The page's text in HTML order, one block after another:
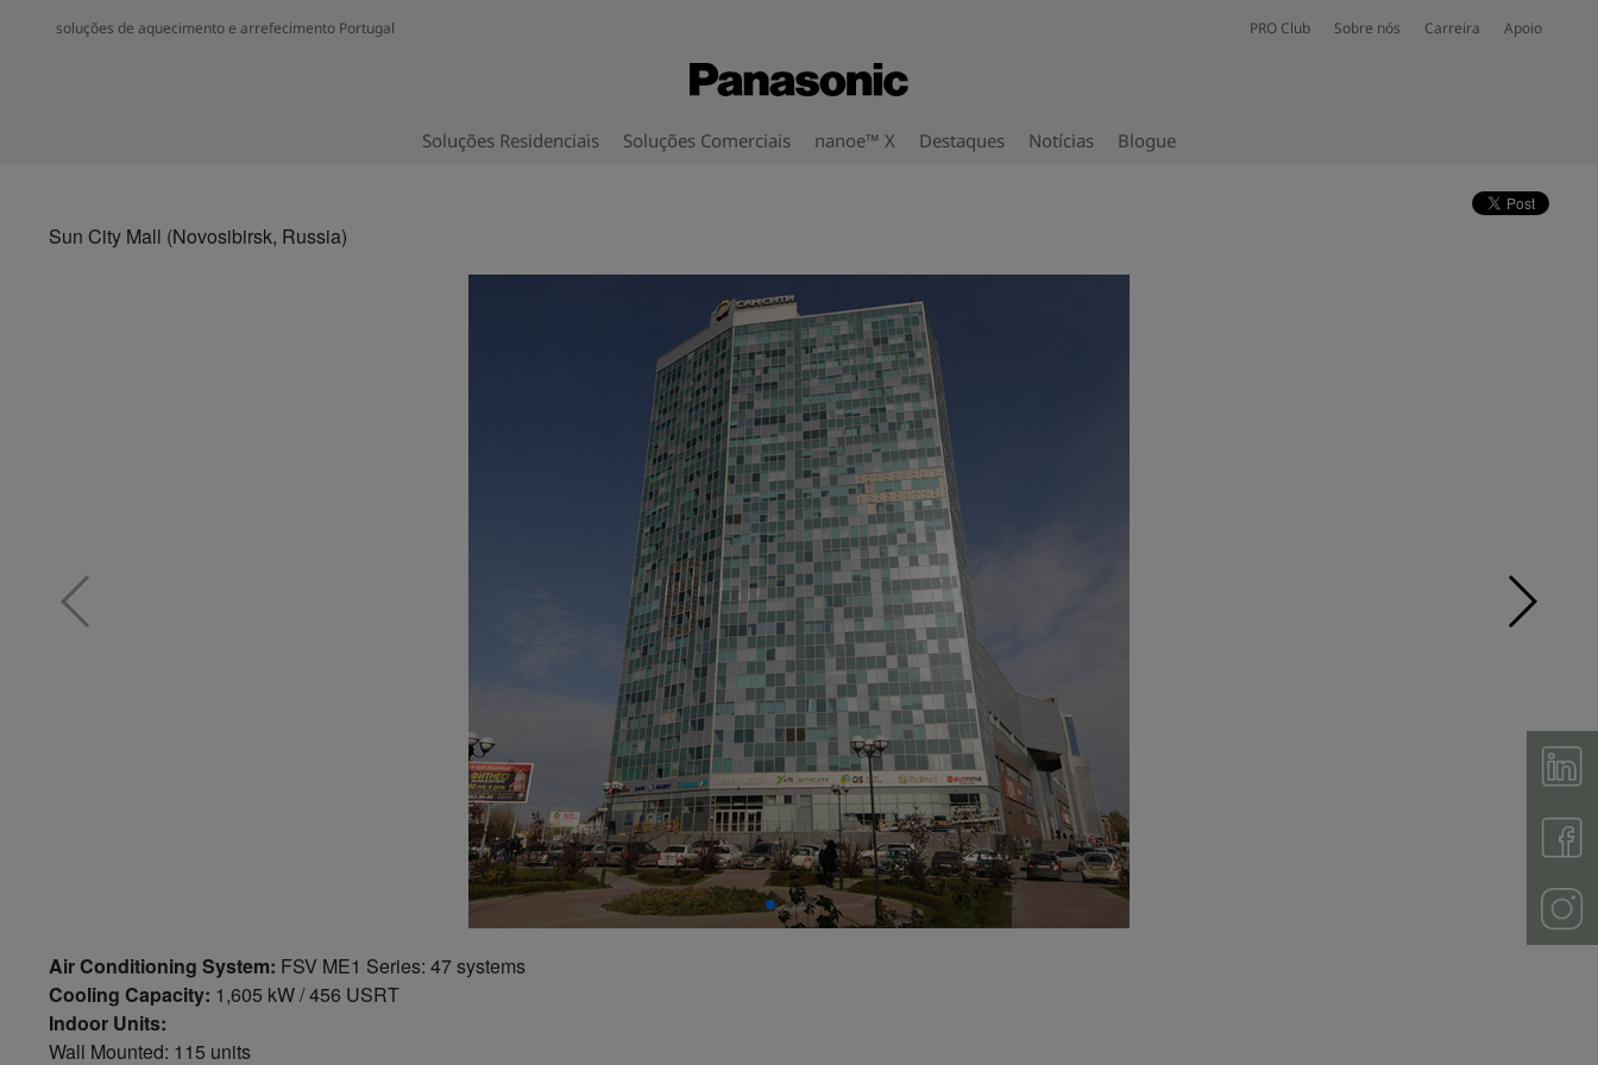
soluções de aquecimento e arrefecimento Portugal PRO Club Sobre nós Carreira Apoio
Soluções Residenciais Soluções Comerciais nanoe™ X Destaques Notícias Blogue
Sun City Mall (Novosibirsk, Russia)
Air Conditioning System: FSV ME1 Series: 47 systems
Cooling Capacity: 1,605 kW / 456 USRT
Indoor Units:
Wall Mounted: 115 units